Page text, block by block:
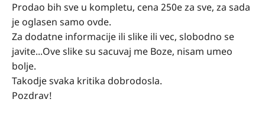
Prodao bih sve u kompletu, cena 250e za sve, za sada
je oglasen samo ovde.
Za dodatne informacije ili slike ili vec, slobodno se
javite...Ove slike su sacuvaj me Boze, nisam umeo
bolje.
Takodje svaka kritika dobrodosla.
Pozdrav!